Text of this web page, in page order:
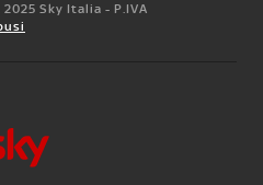
Sky Italia - P.IVA